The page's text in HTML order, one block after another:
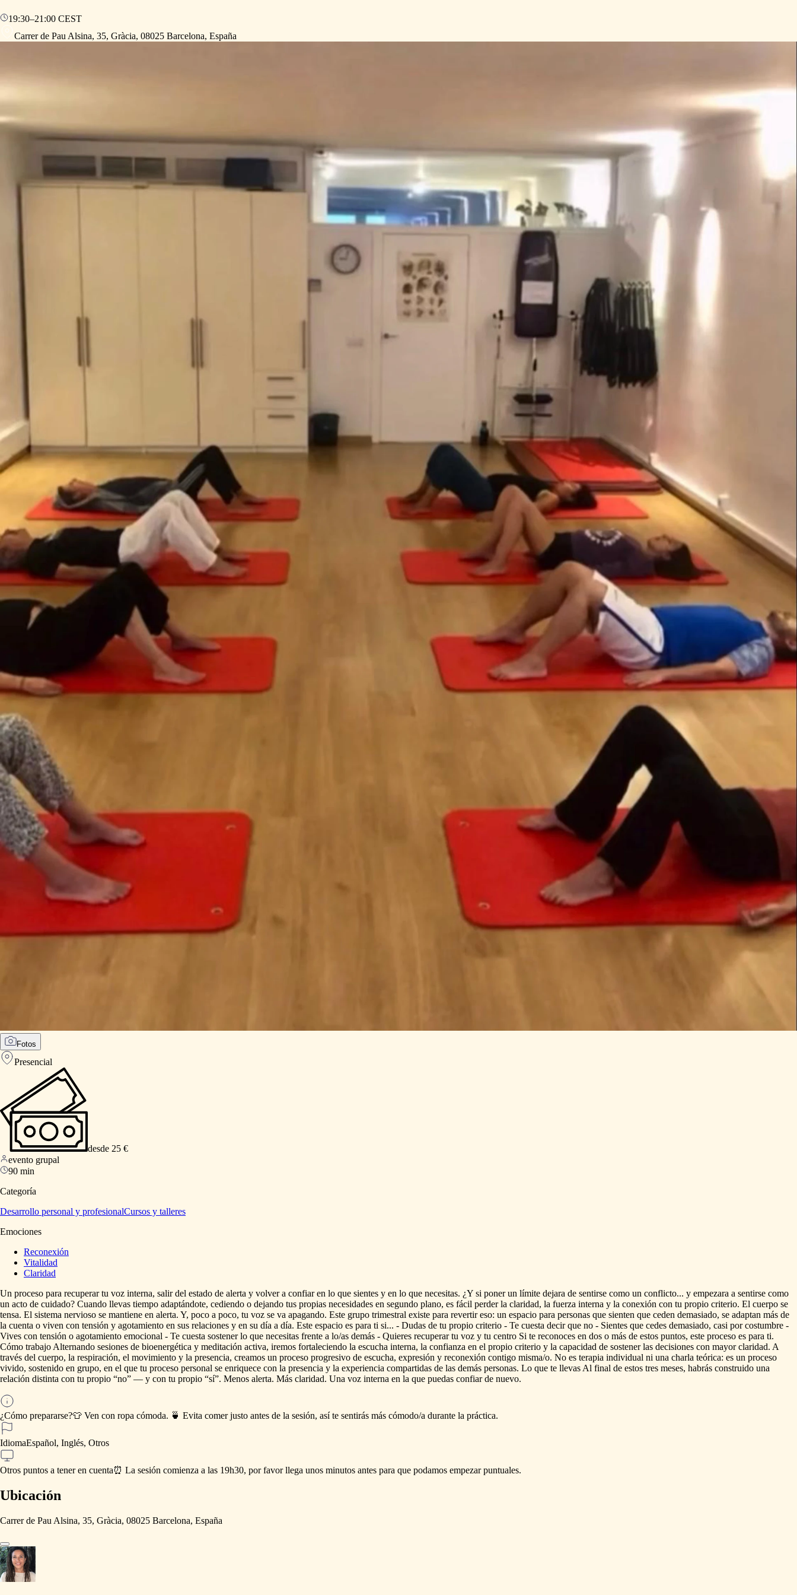
19:30–21:00 CEST
Carrer de Pau Alsina, 35, Gràcia, 08025 Barcelona, España
Fotos
Presencial
desde 25 €
evento grupal
90 min
Categoría
Desarrollo personal y profesionalCursos y talleres
Emociones
Reconexión
Vitalidad
Claridad
Un proceso para recuperar tu voz interna, salir del estado de alerta y volver a confiar en lo que sientes y en lo que necesitas. ¿Y si poner un límite dejara de sentirse como un conflicto... y empezara a sentirse como
un acto de cuidado? Cuando llevas tiempo adaptándote, cediendo o dejando tus propias necesidades en segundo plano, es fácil perder la claridad, la fuerza interna y la conexión con tu propio criterio. El cuerpo se
tensa. El sistema nervioso se mantiene en alerta. Y, poco a poco, tu voz se va apagando. Este grupo trimestral existe para revertir eso: un espacio para personas que sienten que ceden demasiado, se adaptan más de
la cuenta o viven con tensión y agotamiento en sus relaciones y en su día a día. Este espacio es para ti si... - Dudas de tu propio criterio - Te cuesta decir que no - Sientes que cedes demasiado, casi por costumbre -
Vives con tensión o agotamiento emocional - Te cuesta sostener lo que necesitas frente a lo​/​as demás - Quieres recuperar tu voz y tu centro Si te reconoces en dos o más de estos puntos, este proceso es para ti.
Cómo trabajo Alternando sesiones de bioenergética y meditación activa, iremos fortaleciendo la escucha interna, la confianza en el propio criterio y la capacidad de sostener las decisiones con mayor claridad. A
través del cuerpo, la respiración, el movimiento y la presencia, creamos un proceso progresivo de escucha, expresión y reconexión contigo misma​/​o. No es terapia individual ni una charla teórica: es un proceso
vivido, sostenido en grupo, en el que tu proceso personal se enriquece con la presencia y la experiencia compartidas de las demás personas. Lo que te llevas Al final de estos tres meses, habrás construido una
relación distinta con tu propio “no” — y con tu propio “sí”. Menos alerta. Más claridad. Una voz interna en la que puedas confiar de nuevo.
¿Cómo prepararse?👕 Ven con ropa cómoda. 🍵 Evita comer justo antes de la sesión, así te sentirás más cómodo​/​a durante la práctica.
IdiomaEspañol, Inglés, Otros
Otros puntos a tener en cuenta⏰ La sesión comienza a las 19h30, por favor llega unos minutos antes para que podamos empezar puntuales.
Ubicación
Carrer de Pau Alsina, 35, Gràcia, 08025 Barcelona, España